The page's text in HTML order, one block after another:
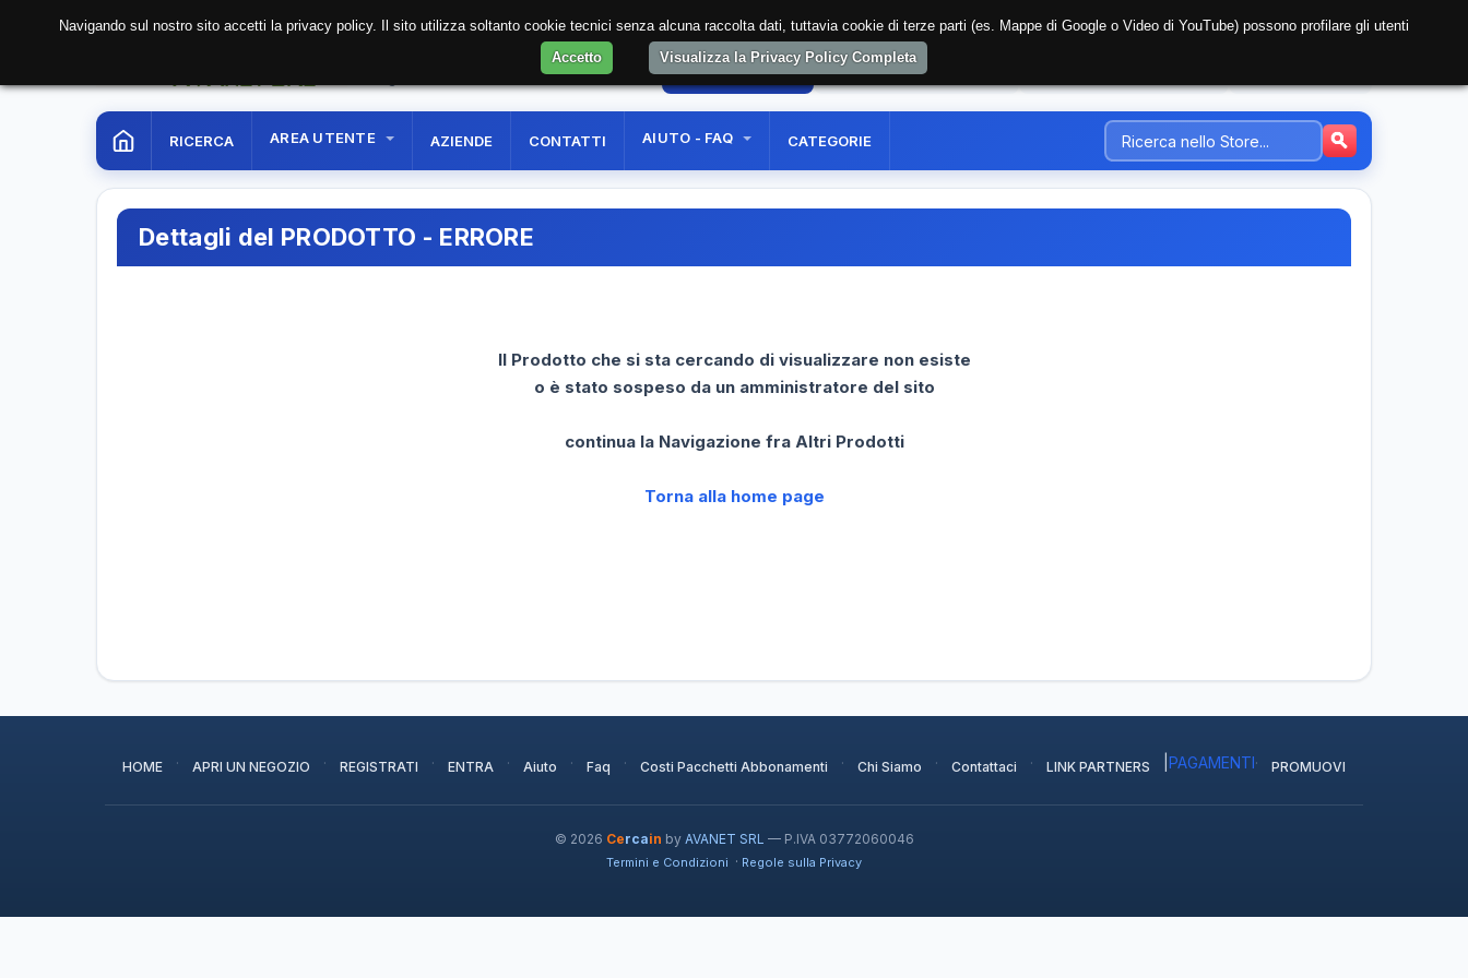
AREA RISERVATA REGISTRAZIONE UTENTE
RICERCA AREA UTENTE AZIENDE CONTATTI AIUTO - FAQ CATEGORIE
Dettagli del PRODOTTO - ERRORE
Il Prodotto che si sta cercando di visualizzare non esiste
o è stato sospeso da un amministratore del sito
continua la Navigazione fra Altri Prodotti
Torna alla home page
HOME · APRI UN NEGOZIO · REGISTRATI · ENTRA · Aiuto · Faq · Costi Pacchetti Abbonamenti · Chi Siamo · Contattaci · LINK PARTNERS PAGAMENTI· PROMUOVI
© 2026 Cercain by AVANET SRL — P.IVA 03772060046
Termini e Condizioni · Regole sulla Privacy
Navigando sul nostro sito accetti la privacy policy. Il sito utilizza soltanto cookie tecnici senza alcuna raccolta dati, tuttavia cookie di terze parti (es. Mappe di Google o Video di YouTube) possono profilare gli utenti
Accetto
Visualizza la Privacy Policy Completa